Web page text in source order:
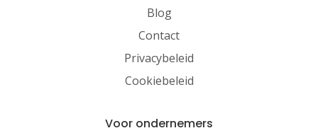
Blog
Contact
Privacybeleid
Cookiebeleid
Voor ondernemers